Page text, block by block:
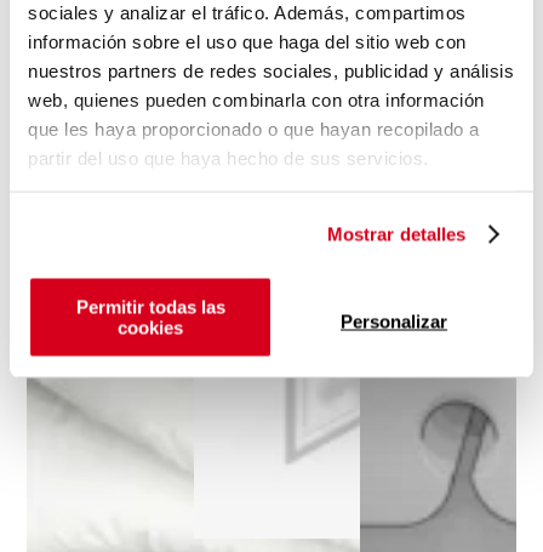
sociales y analizar el tráfico. Además, compartimos
información sobre el uso que haga del sitio web con
nuestros partners de redes sociales, publicidad y análisis
web, quienes pueden combinarla con otra información
que les haya proporcionado o que hayan recopilado a
partir del uso que haya hecho de sus servicios.
Mostrar detalles
Permitir todas las
cookies
Personalizar